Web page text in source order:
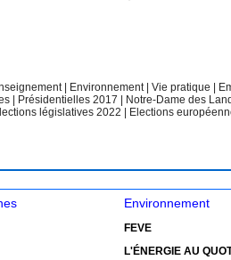
Environnement |Vie pratique
Présidentielles 2017 Notre-Dame des
législatives 2022 Elections
Environnement
FEVE
L'ÉNERGIE AU